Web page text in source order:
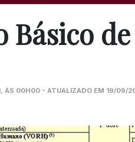
Básico
ÀS 00H00 - ATUALIZADO EM 19/09/